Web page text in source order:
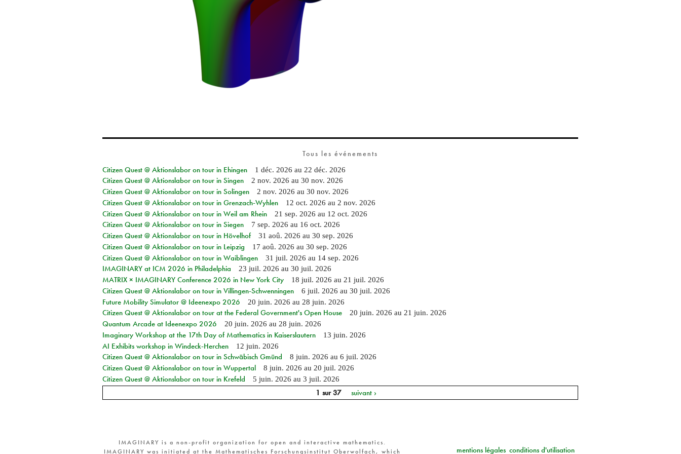
Tous les événements
Citizen Quest @ Aktionslabor on tour in Ehingen
1 déc. 2026 au 22 déc. 2026
Citizen Quest @ Aktionslabor on tour in Singen 2 nov. 2026 au 30 nov. 2026
Citizen Quest @ Aktionslabor on tour in Solingen 2 nov. 2026 au 30 nov. 2026
Citizen Quest @ Aktionslabor on tour in Grenzach-Wyhlen 12 oct. 2026 au 2 nov. 2026
Citizen Quest @ Aktionslabor on tour in Weil am Rhein 21 sep. 2026 au 12 oct. 2026
Citizen Quest @ Aktionslabor on tour in Siegen 7 sep. 2026 au 16 oct. 2026
Citizen Quest @ Aktionslabor on tour in Hövelhof 31 aoû. 2026 au 30 sep. 2026
Citizen Quest @ Aktionslabor on tour in Leipzig 17 aoû. 2026 au 30 sep. 2026
Citizen Quest @ Aktionslabor on tour in Waiblingen 31 juil. 2026 au 14 sep. 2026
IMAGINARY at ICM 2026 in Philadelphia 23 juil. 2026 au 30 juil. 2026
MATRIX × IMAGINARY Conference 2026 in New York City 18 juil. 2026 au 21 juil. 2026
Citizen Quest @ Aktionslabor on tour in Villingen-Schwenningen 6 juil. 2026 au 30 juil. 2026
Future Mobility Simulator @ Ideenexpo 2026 20 juin. 2026 au 28 juin. 2026
Citizen Quest @ Aktionslabor on tour at the Federal Government's Open House 20 juin. 2026 au 21 juin. 2026
Quantum Arcade at Ideenexpo 2026 20 juin. 2026 au 28 juin. 2026
Imaginary Workshop at the 17th Day of Mathematics in Kaiserslautern 13 juin. 2026
AI Exhibits workshop in Windeck-Herchen 12 juin. 2026
Citizen Quest @ Aktionslabor on tour in Schwäbisch Gmünd 8 juin. 2026 au 6 juil. 2026
Citizen Quest @ Aktionslabor on tour in Wuppertal 8 juin. 2026 au 20 juil. 2026
Citizen Quest @ Aktionslabor on tour in Krefeld 5 juin. 2026 au 3 juil. 2026
1 sur 37 suivant ›
IMAGINARY is a non-profit organization for open and interactive mathematics.
IMAGINARY was initiated at the Mathematisches Forschungsinstitut Oberwolfach, which
conditions d'utilisation
mentions légales